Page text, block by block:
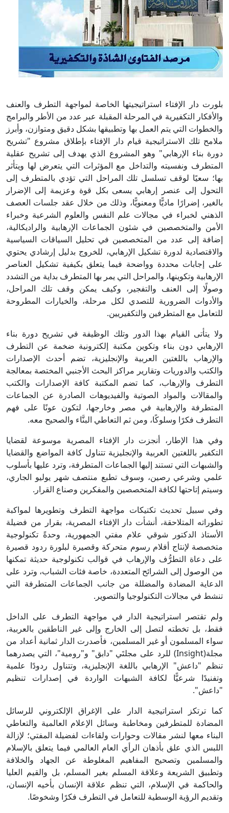
بلورت دار الإفتاء استراتيجيتها الخاصة لمواجهة التطرف والعنف
والأفكار التكفيرية في المرحلة المقبلة عبر عدد من الأطر والبرامج
والخطوات التي يتم العمل بها وتطبيقها بشكل دقيق ومتوازن، وأبرز
ملامح تلك الاستراتيجية قيام دار الإفتاء بإطلاق مشروع "تشريح
دورة بناء الإرهابي" وهو المشروع الذي يهدف إلى تشريح عقلية
المتطرف ونفسيته والتداخل مع المؤثرات التي يتعرض لها ويتأثر
بها؛ سعيًا لوقف تسلسل تلك المراحل التي تؤدي بالمتطرف إلى
التحول إلى عنصر إرهابي يسعى بكل قوة وعزيمة إلى الإضرار
بالغير، إضرارًا ماديًّا ومعنويًّا، وذلك من خلال عقد جلسات العصف
الذهني لخبراء في مجالات علم النفس والعلوم الشرعية وخبراء
الأمن والمتخصصين في شئون الجماعات الإرهابية والراديكالية،
إضافة إلى عدد من المتخصصين في تحليل السياقات السياسية
والاقتصادية لدورة تشكيل الإرهابي، للخروج بدليل إرشادي يحتوي
على إجابات محددة وواضحة فيما يتعلق بكيفية تشكيل العناصر
الإرهابية وتكوينها، والمراحل التي يمر بها المتطرف بداية من التشدد
وصولًا إلى العنف والتفجير، وكيف يمكن وقف تلك المراحل،
والأدوات الضرورية للتصدي لكل مرحلة، والخيارات المطروحة
للتعامل مع المتطرفين والتكفيريين.
ولا يتأتى القيام بهذا الدور وتلك الوظيفة في تشريح دورة بناء
الإرهابي دون بناء وتكوين مكتبة إلكترونية ضخمة عن التطرف
والإرهاب باللغتين العربية والإنجليزية، تضم أحدث الإصدارات
والكتب والدوريات وتقارير مراكز البحث الأجنبي المختصة بمعالجة
التطرف والإرهاب، كما تضم المكتبة كافة الإصدارات والكتب
والمقالات والمواد الصوتية والفيديوهات الصادرة عن الجماعات
المتطرفة والإرهابية في مصر وخارجها، لتكون عونًا على فهم
التطرف فكرًا وسلوكًا، ومن ثم التعاطي البنَّاء والصحيح معه.
وفي هذا الإطار، أنجزت دار الإفتاء المصرية موسوعة لقضايا
التكفير باللغتين العربية والإنجليزية تتناول كافة المواضع والقضايا
والشبهات التي تستند إليها الجماعات المتطرفة، وترد عليها بأسلوب
علمي وشرعي رصين، وسوف تطبع منتصف شهر يوليو الجاري،
وسيتم إتاحتها لكافة المتخصصين والمفكرين وصناع القرار.
وفي سبيل تحديث تكتيكات مواجهة التطرف وتطويرها لمواكبة
تطوراته المتلاحقة، أنشأت دار الإفتاء المصرية، بقرار من فضيلة
الأستاذ الدكتور شوقي علام مفتي الجمهورية، وحدةً تكنولوجية
متخصصة لإنتاج أفلام رسوم متحركة وقصيرة لبلورة ردود قصيرة
على دعاة التطرُّف والإرهاب في قوالب تكنولوجية حديثة تمكنها
من الوصول إلى الشرائح المتعددة، خاصة فئات الشباب، وترد على
الدعاية المضادة والمضللة من جانب الجماعات المتطرفة التي
تنشط في مجالات التكنولوجيا والتصوير.
ولم تقتصر استراتيجية الدار في مواجهة التطرف على الداخل
فقط، بل تخطته لتصل إلى الخارج وإلى غير الناطقين بالعربية،
سواء المسلمون أو غير المسلمين، فأصدرت الدار ثمانية أعداد من
مجلة(Insight) للرد على مجلتَي "دابق" و"رومية"، التي يصدرهما
تنظم "داعش" الإرهابي باللغة الإنجليزية، وتتناول ردودًا علمية
وتفنيدًا شرعيًّا لكافة الشبهات الواردة في إصدارات تنظيم
"داعش".
كما ترتكز استراتيجية الدار على الإغراق الإلكتروني للرسائل
المضادة للمتطرفين ومخاطبة وسائل الإعلام العالمية والتعاطي
البناء معها لنشر مقالات وحوارات ولقاءات لفضيلة المفتي؛ لإزالة
اللبس الذي علق بأذهان الرأي العام العالمي فيما يتعلق بالإسلام
والمسلمين وتصحيح المفاهيم المغلوطة عن الجهاد والخلافة
وتطبيق الشريعة وعلاقة المسلم بغير المسلم، بل والقيم العليا
والحاكمة في الإسلام، التي تنظم علاقة الإنسان بأخيه الإنسان،
وتقديم الرؤية الوسطية للتعامل في التطرف فكرًا وشخوصًا.